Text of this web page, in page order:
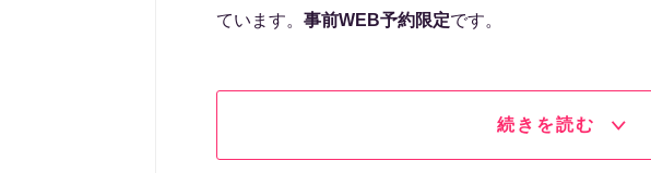
ています。 事前WEB予約限定です。
続きを読む